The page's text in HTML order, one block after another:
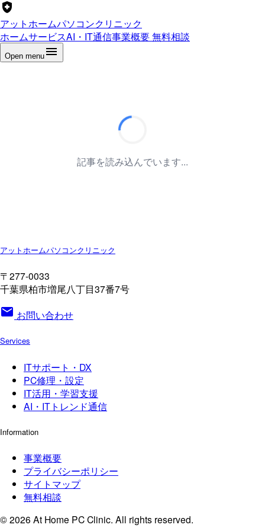
アットホームパソコンクリニック
ホームサービスAI・IT通信事業概要無料相談
Open menu
記事を読み込んでいます...
アットホームパソコンクリニック
〒277-0033
千葉県柏市増尾八丁目37番7号
mail お問い合わせ
Services
ITサポート・DX
PC修理・設定
IT活用・学習支援
AI・ITトレンド通信
Information
事業概要
プライバシーポリシー
サイトマップ
無料相談
© 2026 At Home PC Clinic. All rights reserved.